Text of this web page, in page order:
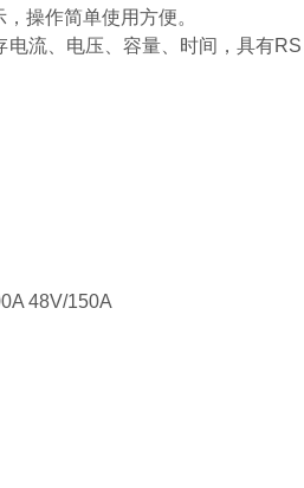
操作简单使用方便。
流、电压、容量、时间，具有
48V/150A